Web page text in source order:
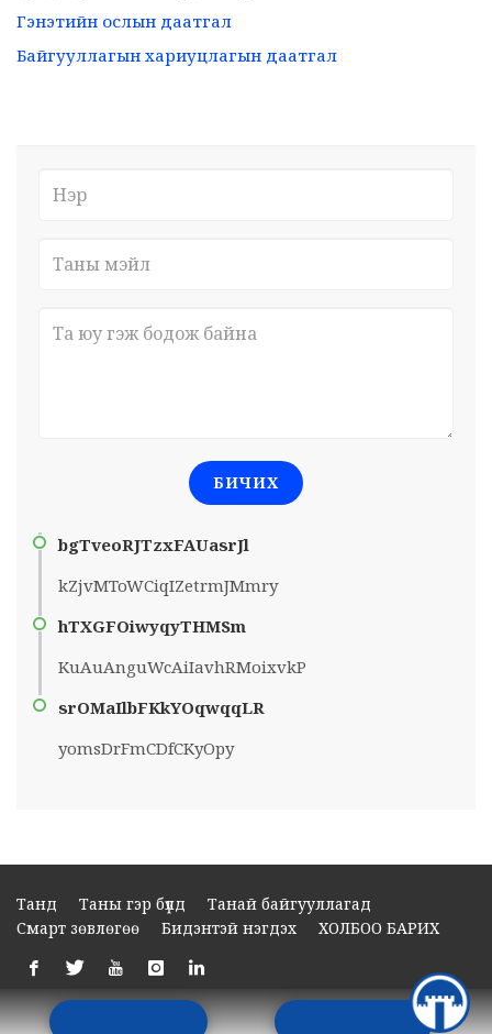
Гэнэтийн ослын даатгал
Байгууллагын хариуцлагын даатгал
БИЧИХ
bgTveoRJTzxFAUasrJl
kZjvMToWCiqIZetrmJMmry
hTXGFOiwyqyTHMSm
KuAuAnguWcAiIavhRMoixvkP
srOMaIlbFKkYOqwqqLR
yomsDrFmCDfCKyOpy
Танд Таны гэр бүлд
Танай байгууллагад
Смарт зөвлөгөө
Бидэнтэй нэгдэх ХОЛБОО БАРИХ
+976 70009099